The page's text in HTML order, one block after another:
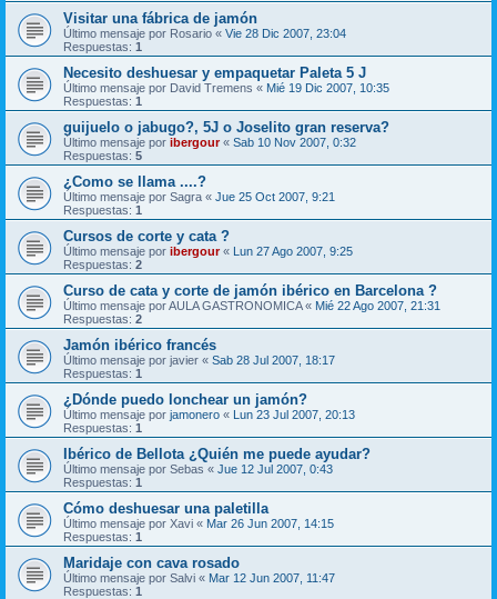
Visitar una fábrica de jamón
Último mensaje por Rosario « Vie 28 Dic 2007, 23:04
Respuestas: 1
Necesito deshuesar y empaquetar Paleta 5 J
Último mensaje por David Tremens « Mié 19 Dic 2007, 10:35
Respuestas: 1
guijuelo o jabugo?, 5J o Joselito gran reserva?
Último mensaje por ibergour« Sab 10 Nov 2007, 0:32
Respuestas: 5
¿Como se llama ....?
Último mensaje por Sagra « Jue 25 Oct 2007, 9:21
Respuestas: 1
Cursos de corte y cata ?
Último mensaje por ibergour« Lun 27 Ago 2007, 9:25
Respuestas: 2
Curso de cata y corte de jamón ibérico en Barcelona ?
Último mensaje porAULA GASTRONOMICA« Mié 22 Ago 2007, 21:31
Respuestas: 2
Jamón ibérico francés
Último mensaje por javier « Sab 28 Jul 2007, 18:17
Respuestas: 1
¿Dónde puedo lonchear un jamón?
Último mensaje por jamonero « Lun 23 Jul 2007, 20:13
Respuestas: 1
Ibérico de Bellota ¿Quién me puede ayudar?
Último mensaje por Sebas « Jue 12 Jul 2007, 0:43
Respuestas: 1
Cómo deshuesar una paletilla
Último mensaje por Xavi « Mar 26 Jun 2007, 14:15
Respuestas: 1
Maridaje con cava rosado
Último mensaje por Salvi « Mar 12 Jun 2007, 11:47
Respuestas: 1